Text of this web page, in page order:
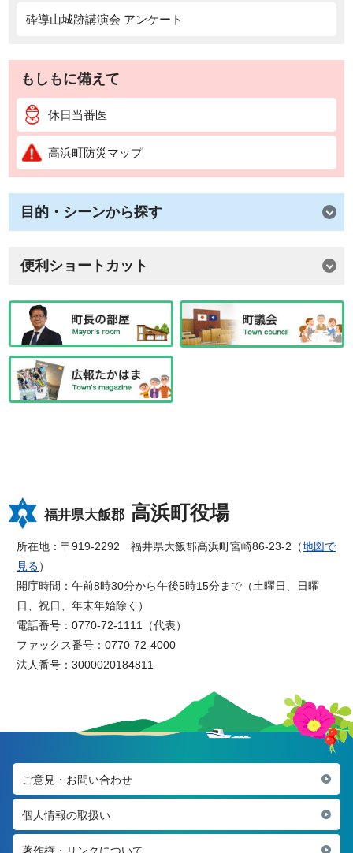
砕導山城跡講演会 アンケート
もしもに備えて
休日当番医
高浜町防災マップ
目的・シーンから探す
便利ショートカット
福井県大飯郡 高浜町役場
所在地：〒919-2292 福井県大飯郡高浜町宮崎86-23-2（地図で
見る）
開庁時間：午前8時30分から午後5時15分まで（土曜日、日曜
日、祝日、年末年始除く）
電話番号：0770-72-1111（代表）
ファックス番号：0770-72-4000
法人番号：3000020184811
ご意見・お問い合わせ
個人情報の取扱い